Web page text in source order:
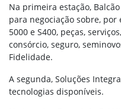
Na primeira estação,
para negociação sobre,
5000 e S400, peças,
consórcio, seguro,
Fidelidade.
A segunda, Soluções
tecnologias disponíveis.